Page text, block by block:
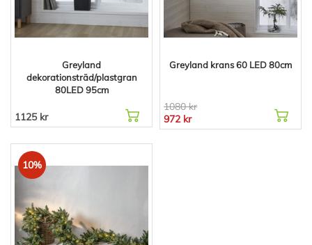
Greyland
dekorationsträd/plastgran
80LED 95cm
1125 kr
Greyland krans 60 LED 80cm
1080 kr
972 kr
10%